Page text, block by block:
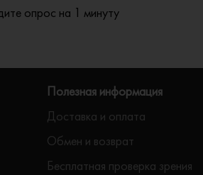
опрос на 1 минуту
Полезная информация
Доставка и оплата
Обмен и возврат
Бесплатная проверка зрения